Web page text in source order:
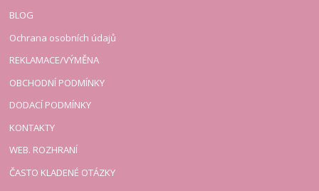
BLOG
Ochrana osobních údajů
REKLAMACE/VÝMĚNA
OBCHODNÍ PODMÍNKY
DODACÍ PODMÍNKY
KONTAKTY
WEB. ROZHRANÍ
ČASTO KLADENÉ OTÁZKY